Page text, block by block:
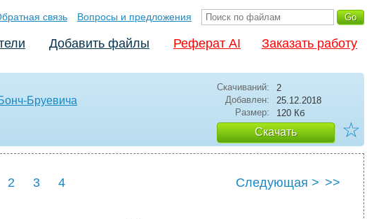
связь Вопросы и предложения
Добавить файлы Реферат AI Заказать работу
Бруевича
Скачиваний:
2
Добавлен:
25.12.2018
Размер:
120 Кб
Скачать ☆
2 3 4 Следующая > >>